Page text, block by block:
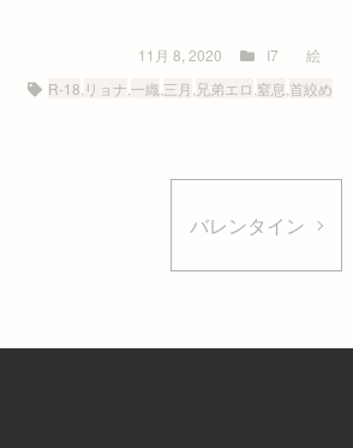
11月 8, 2020 I7
絵
R-18 リョナ ,一織 三月 兄弟エロ 窒息 ,首絞め
バレンタイン